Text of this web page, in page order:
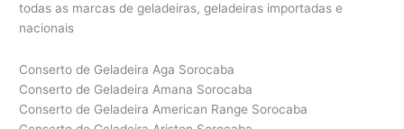
todas as marcas de geladeiras, geladeiras importadas e
nacionais
Conserto de Geladeira Aga Sorocaba
Conserto de Geladeira Amana Sorocaba
Conserto de Geladeira American Range Sorocaba